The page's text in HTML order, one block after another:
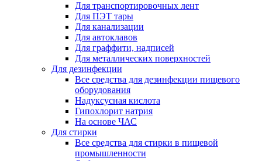
Для транспортировочных лент
Для ПЭТ тары
Для канализации
Для автоклавов
Для граффити, надписей
Для металлических поверхностей
Для дезинфекции
Все средства для дезинфекции пищевого
оборудования
Надуксусная кислота
Гипохлорит натрия
На основе ЧАС
Для стирки
Все средства для стирки в пищевой
промышленности